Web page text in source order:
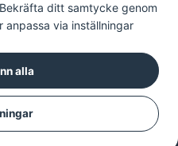
ditt samtycke genom
via inställningar
alla